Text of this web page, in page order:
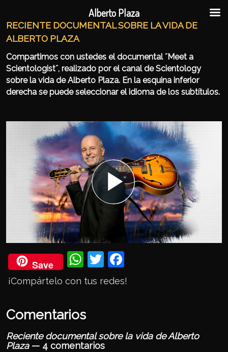
RECIENTE DOCUMENTAL SOBRE LA VIDA DE
ALBERTO PLAZA
Compartimos con ustedes el documental ˝Meet a
Scientologist˝, realizado por el canal de Scientology
sobre la vida de Alberto Plaza. En la esquina inferior
derecha se puede seleccionar el idioma de los subtítulos.
Save
Wh
ats
Twi
tter
eb
¡Compártelo con tus redes!
Comentarios
Reciente documental sobre la vida de Alberto
Plaza— 4 comentarios
Alberto Plaza